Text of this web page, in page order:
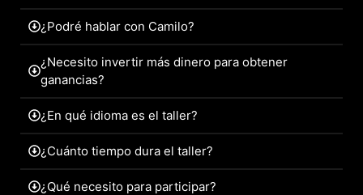
¿Podré hablar con Camilo?
¿Necesito invertir más dinero para obtener
ganancias?
¿En qué idioma es el taller?
¿Cuánto tiempo dura el taller?
¿Qué necesito para participar?